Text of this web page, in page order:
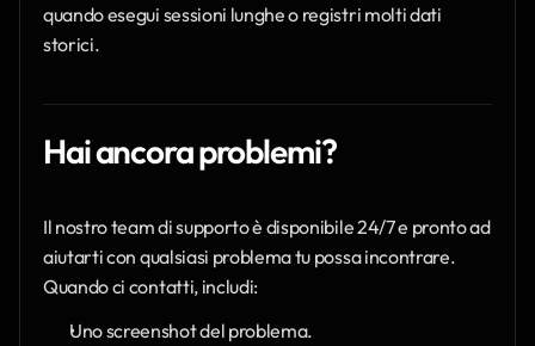
quando esegui sessioni lunghe o registri molti dati
storici.
Hai ancora problemi?
Il nostro team di supporto è disponibile 24/7 e pronto ad
aiutarti con qualsiasi problema tu possa incontrare.
Quando ci contatti, includi:
Uno screenshot del problema.